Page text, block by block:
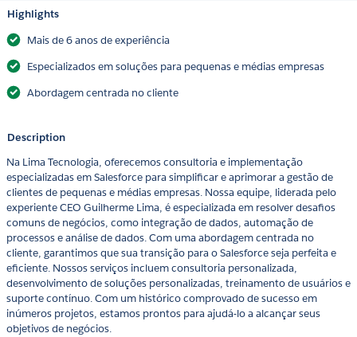
Highlights
Mais de 6 anos de experiência
Especializados em soluções para pequenas e médias empresas
Abordagem centrada no cliente
Description
Na Lima Tecnologia, oferecemos consultoria e implementação
especializadas em Salesforce para simplificar e aprimorar a gestão de
clientes de pequenas e médias empresas. Nossa equipe, liderada pelo
experiente CEO Guilherme Lima, é especializada em resolver desafios
comuns de negócios, como integração de dados, automação de
processos e análise de dados. Com uma abordagem centrada no
cliente, garantimos que sua transição para o Salesforce seja perfeita e
eficiente. Nossos serviços incluem consultoria personalizada,
desenvolvimento de soluções personalizadas, treinamento de usuários e
suporte contínuo. Com um histórico comprovado de sucesso em
inúmeros projetos, estamos prontos para ajudá-lo a alcançar seus
objetivos de negócios.